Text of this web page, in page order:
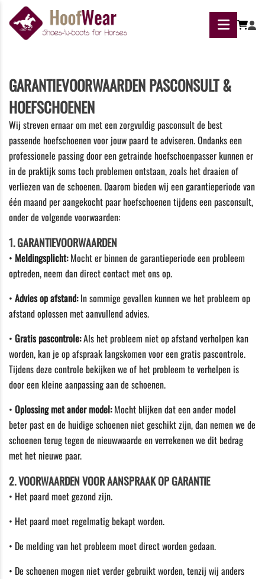
GARANTIEVOORWAARDEN PASCONSULT &
HOEFSCHOENEN
Wij streven ernaar om met een zorgvuldig pasconsult de best
passende hoefschoenen voor jouw paard te adviseren. Ondanks een
professionele passing door een getrainde hoefschoenpasser kunnen er
in de praktijk soms toch problemen ontstaan, zoals het draaien of
verliezen van de schoenen. Daarom bieden wij een garantieperiode van
één maandper aangekocht paar hoefschoenen tijdens een pasconsult,
onder de volgende voorwaarden:
1. GARANTIEVOORWAARDEN
• Meldingsplicht:Mocht er binnen de garantieperiode een probleem
optreden, neem dandirectcontact met ons op.
• Advies op afstand:In sommige gevallen kunnen we het probleem op
afstand oplossen met aanvullend advies.
• Gratis pascontrole:Als het probleem niet op afstand verholpen kan
worden, kan je op afspraak langskomen voor eengratis pascontrole.
Tijdens deze controle bekijken we of het probleem te verhelpen is
door een kleine aanpassing aan de schoenen.
• Oplossing met ander model:Mocht blijken dat een ander model
beter past en de huidige schoenen niet geschikt zijn, dan nemen we de
schoenen terug tegende nieuwwaarde en verrekenen we dit bedrag
met het nieuwe paar.
2. VOORWAARDEN VOOR AANSPRAAK OP GARANTIE
• Het paard moetgezondzijn.
• Het paard moet regelmatig bekaptworden.
• De melding van het probleem moetdirectworden gedaan.
• De schoenen mogenniet verder gebruikt worden, tenzij wij anders